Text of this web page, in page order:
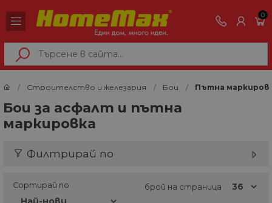
0
Строителство и железария Бои Пътна
Бои за асфалт и пътна
маркировка
Филтрирай по
Сортирай по брой на страница